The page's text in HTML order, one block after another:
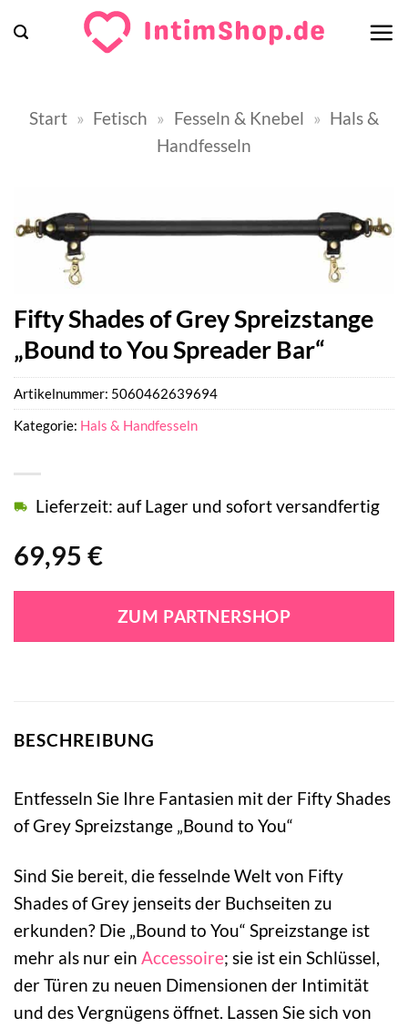
Inhalt
Start » Fetisch » Fesseln & Knebel » Hals &
Handfesseln
Fifty Shades of Grey Spreizstange
„Bound to You Spreader Bar“
69,95 €
Lieferzeit: auf Lager und sofort versandfertig
ZUM PARTNERSHOP
Artikelnummer: 5060462639694
Kategorie: Hals & Handfesseln
BESCHREIBUNG
Entfesseln Sie Ihre Fantasien mit der Fifty Shades
of Grey Spreizstange „Bound to You“
Sind Sie bereit, die fesselnde Welt von Fifty
Shades of Grey jenseits der Buchseiten zu
erkunden? Die „Bound to You“ Spreizstange ist
mehr als nur ein Accessoire; sie ist ein Schlüssel,
der Türen zu neuen Dimensionen der Intimität
und des Vergnügens öffnet. Lassen Sie sich von